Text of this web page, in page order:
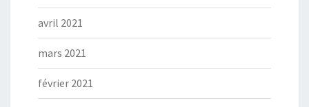
avril 2021
mars 2021
février 2021